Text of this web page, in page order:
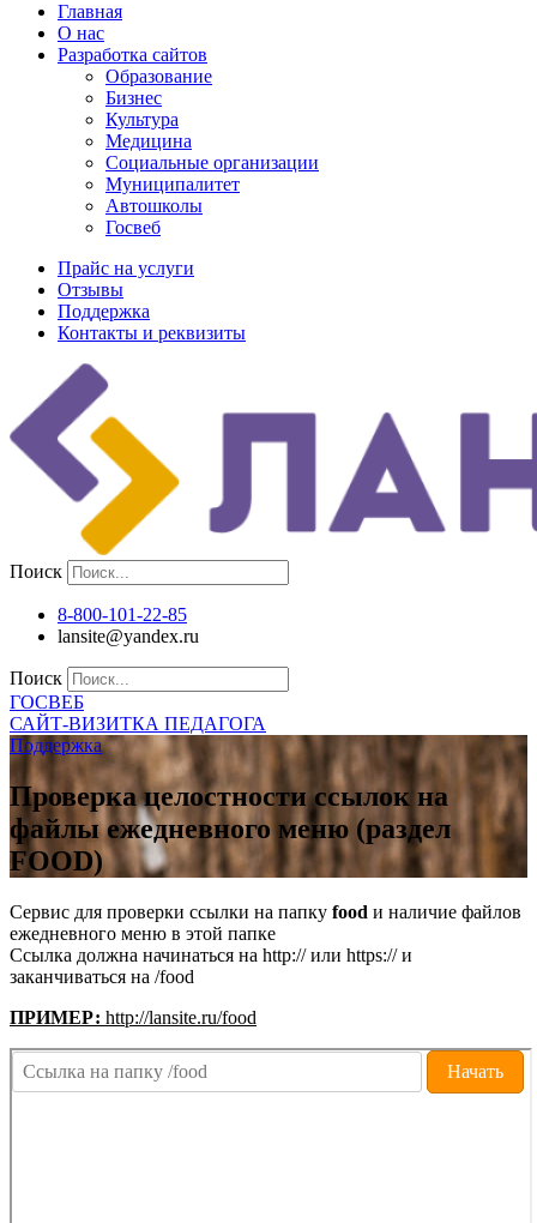
Главная
О нас
Разработка сайтов
Образование
Бизнес
Культура
Медицина
Социальные организации
Муниципалитет
Автошколы
Госвеб
Прайс на услуги
Отзывы
Поддержка
Контакты и реквизиты
Поиск
8-800-101-22-85
lansite@yandex.ru
Поиск
ГОСВЕБ
САЙТ-ВИЗИТКА ПЕДАГОГА
Поддержка
Проверка целостности ссылок на
файлы ежедневного меню (раздел
FOOD)
Сервис для проверки ссылки на папку food и наличие файлов
ежедневного меню в этой папке
Ссылка должна начинаться на http:// или https:// и
заканчиваться на /food
ПРИМЕР: http://lansite.ru/food